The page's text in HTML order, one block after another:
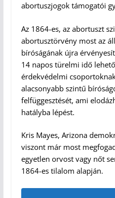
abortuszjogok támogatói
Az 1864-es, az abortuszt
abortusztörvény most az
bíróságának újra
14 napos türelmi idő
érdekvédelmi
alacsonyabb szintű
felfüggesztését, ami
hatályba lépést.
Kris Mayes, Arizona
viszont már most
egyetlen orvost vagy nőt
1864-es tilalom alapján.